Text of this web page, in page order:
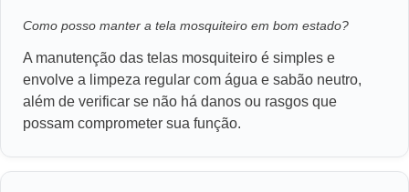
Como posso manter a tela mosquiteiro em bom estado?
A manutenção das telas mosquiteiro é simples e
envolve a limpeza regular com água e sabão neutro,
além de verificar se não há danos ou rasgos que
possam comprometer sua função.